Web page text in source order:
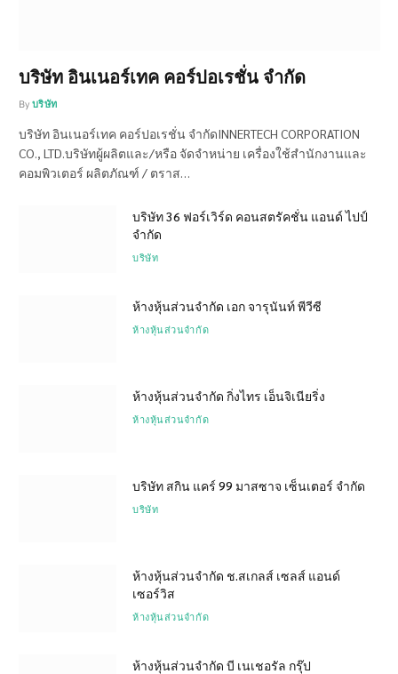
บริษัท อินเนอร์เทค คอร์ปอเรชั่น จำกัด
By บริษัท
บริษัท อินเนอร์เทค คอร์ปอเรชั่น จำกัดINNERTECH CORPORATION
CO., LTD.บริษัทผู้ผลิตและ/หรือ จัดจำหน่าย เครื่องใช้สำนักงานและ
คอมพิวเตอร์ ผลิตภัณฑ์ / ตราส…
บริษัท 36 ฟอร์เวิร์ด คอนสตรัคชั่น แอนด์ ไปป์
จำกัด
บริษัท
ห้างหุ้นส่วนจำกัด เอก จารุนันท์ พีวีซี
ห้างหุ้นส่วนจำกัด
ห้างหุ้นส่วนจำกัด กิ่งไทร เอ็นจิเนียริ่ง
ห้างหุ้นส่วนจำกัด
บริษัท สกิน แคร์ 99 มาสซาจ เซ็นเตอร์ จำกัด
บริษัท
ห้างหุ้นส่วนจำกัด ช.สเกลส์ เซลส์ แอนด์
เซอร์วิส
ห้างหุ้นส่วนจำกัด
ห้างหุ้นส่วนจำกัด บี เนเชอรัล กรุ๊ป